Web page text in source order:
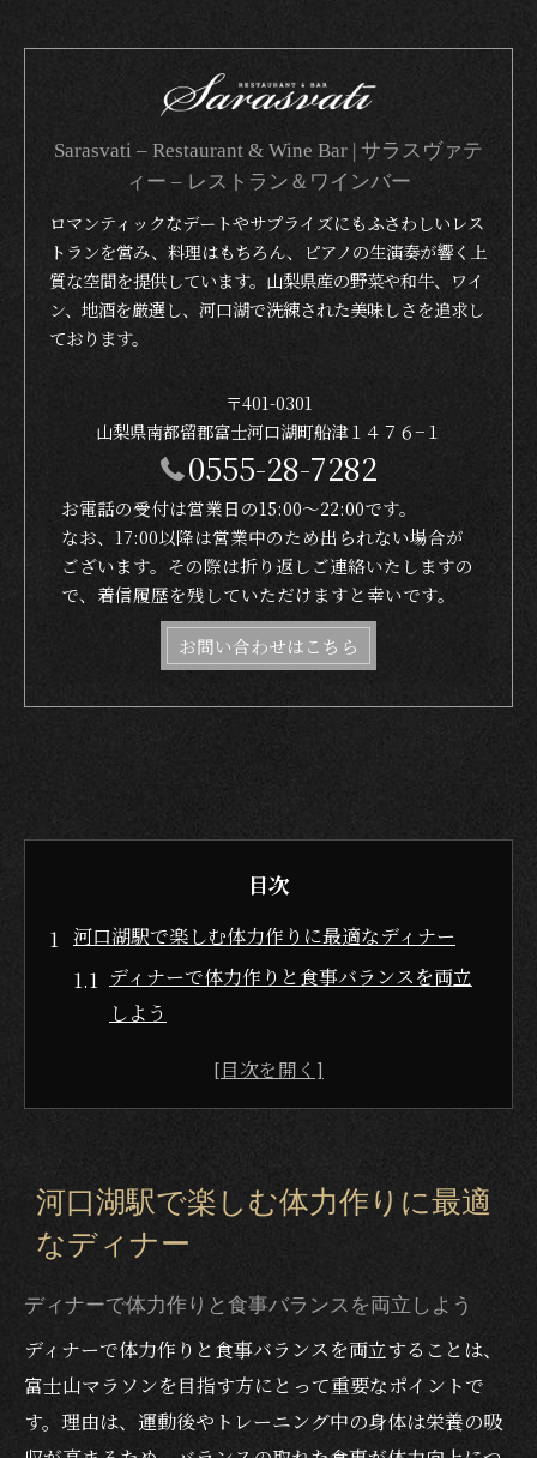
Sarasvati – Restaurant & Wine Bar | サラスヴァテ
ィー – レストラン＆ワインバー
ロマンティックなデートやサプライズにもふさわしいレス
トランを営み、料理はもちろん、ピアノの生演奏が響く上
質な空間を提供しています。山梨県産の野菜や和牛、ワイ
ン、地酒を厳選し、河口湖で洗練された美味しさを追求し
ております。
〒401-0301
山梨県南都留郡富士河口湖町船津１４７６−１
0555-28-7282
お電話の受付は営業日の15:00〜22:00です。
なお、17:00以降は営業中のため出られない場合が
ございます。その際は折り返しご連絡いたしますの
で、着信履歴を残していただけますと幸いです。
お問い合わせはこちら
目次
河口湖駅で楽しむ体力作りに最適なディナー
ディナーで体力作りと食事バランスを両立
しよう
バランスの良い食事が叶うディナーのポイ
ント
選び
富士山マラソン前後の食事バランスを考える夜
ディナーで整えるマラソン前後の食事バラ
ンス
河口湖駅で楽しむ体力作りに最適
なディナー
ディナーで体力作りと食事バランスを両立しよう
ディナーで体力作りと食事バランスを両立することは、
富士山マラソンを目指す方にとって重要なポイントで
す。理由は、運動後やトレーニング中の身体は栄養の吸